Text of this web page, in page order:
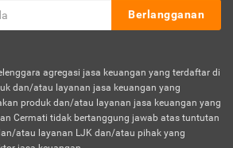
Berlangganan
agregasi jasa keuangan yang terdaftar di
dan/atau layanan jasa keuangan yang
produk dan/atau layanan jasa keuangan yang
Cermati tidak bertanggung jawab atas tuntutan
atau layanan LJK dan/atau pihak yang